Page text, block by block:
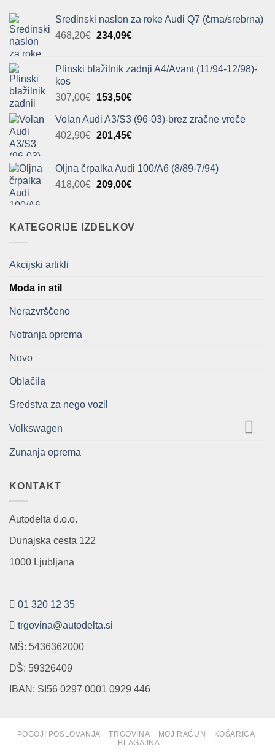
Sredinski naslon za roke Audi Q7 (črna/srebrna)
468,20€ Izvirna
bila:
234,09€Trenutna
234,09€.
Plinski blažilnik zadnji A4/Avant (11/94-12/98)-
kos
307,00€ Izvirna
je
bila:
153,50€Trenutna
je:
153,50€.
Volan Audi A3/S3 (96-03)-brez zračne vreče
402,90€ Izvirna
bila:
402,90€.
201,45€Trenutna
201,45€.
Oljna črpalka Audi 100/A6 (8/89-7/94)
418,00€ Izvirna
bila:
209,00€Trenutna
209,00€.
KATEGORIJE IZDELKOV
Akcijski artikli
Moda in stil
Nerazvrščeno
Notranja oprema
Novo
Oblačila
Sredstva za nego vozil
Volkswagen
Zunanja oprema
KONTAKT
Autodelta d.o.o.
Dunajska cesta 122
1000 Ljubljana
01 320 12 35
trgovina@autodelta.si
MŠ: 5436362000
DŠ: 59326409
IBAN: SI56 0297 0001 0929 446
POGOJI POSLOVANJA TRGOVINA MOJ RAČUN
KOŠARICA
BLAGAJNA